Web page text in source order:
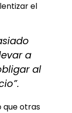
el
a
al
que otras